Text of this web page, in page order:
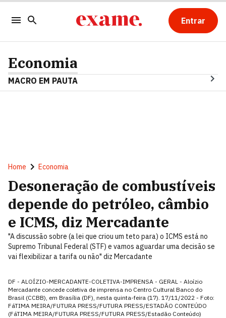
Entrar
Economia
MACRO EM PAUTA
Home Economia
Desoneração de combustíveis
depende do petróleo, câmbio
e ICMS, diz Mercadante
"A discussão sobre (a lei que criou um teto para) o ICMS está no
Supremo Tribunal Federal (STF) e vamos aguardar uma decisão se
vai flexibilizar a tarifa ou não" diz Mercadante
DF - ALOÍZIO-MERCADANTE-COLETIVA-IMPRENSA - GERAL - Aloízio
Mercadante concede coletiva de imprensa no Centro Cultural Banco do
Brasil (CCBB), em Brasília (DF), nesta quinta-feira (17). 17/11/2022 - Foto:
FáTIMA MEIRA/FUTURA PRESS/FUTURA PRESS/ESTADÃO CONTEÚDO
(FáTIMA MEIRA/FUTURA PRESS/FUTURA PRESS/Estadão Conteúdo)